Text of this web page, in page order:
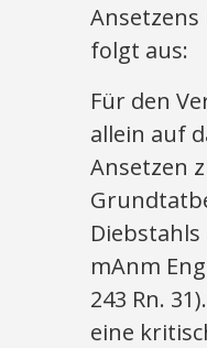
folgt aus:
Für den
allein auf
Ansetzen
Diebstahls
mAnm
243 Rn.
eine